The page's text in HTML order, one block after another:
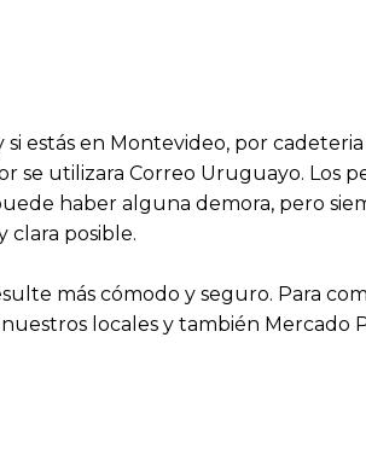
estás en Montevideo, por
se utilizara Correo Uruguayo. Los
haber alguna demora, pero
clara posible.
más cómodo y seguro. Para
locales y también Mercado